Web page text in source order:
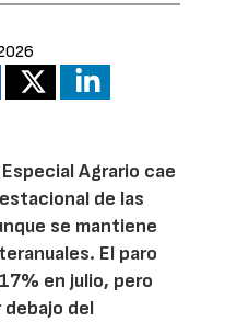
Agrario cae
de las
se mantiene
El paro
en julio, pero
del